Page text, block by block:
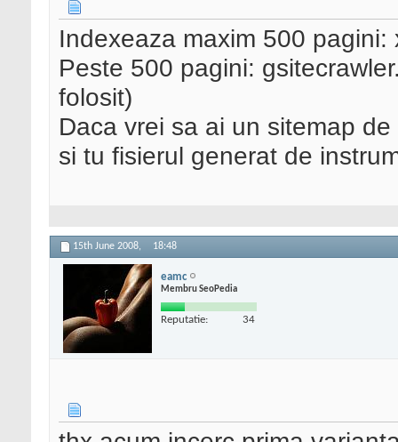
Indexeaza maxim 500 pagini:
Peste 500 pagini:
folosit)
Daca vrei sa ai un sitemap
si tu fisierul generat de
15th June 2008, 18:48
eamc
Membru SeoPedia
Reputatie: 34